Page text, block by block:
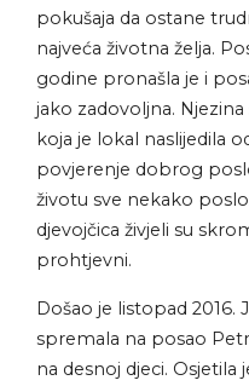
pokušaja da ostane
najveća životna želja.
godine pronašla je i
jako zadovoljna.
koja je lokal naslijedila
povjerenje dobrog
životu sve nekako
djevojčica živjeli su
prohtjevni.
Došao je listopad 2016.
spremala na posao
na desnoj djeci. Osjetila